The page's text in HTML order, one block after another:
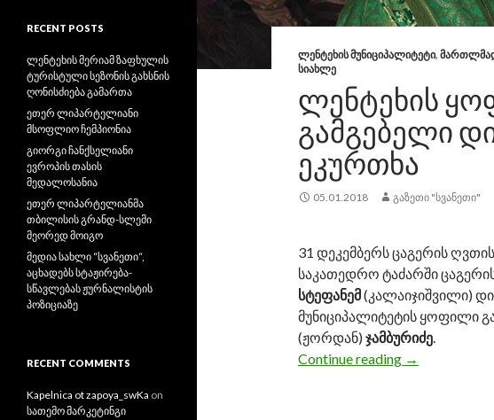
ᲚᲔᲜᲢᲔᲮᲘᲡ ᲛᲣᲜᲘᲪᲘᲞᲐᲚᲘᲢᲔᲢᲘ,
ᲡᲘᲐᲮᲚᲔ
ᲚᲔᲜᲢᲔᲮᲘᲡ
ᲒᲐᲛᲒᲔᲑᲔᲚᲘ
ᲔᲙᲣᲠᲗᲮᲐ
05.01.2018 ᲒᲐᲖᲔᲗᲘ "ᲡᲕᲐᲜᲔᲗᲘ"
31 დეკემბერს ცაგერის
საკათედრო ტაძარში
სტეფანემ(კალაიჯიშვილი)
მუნიციპალიტეტის ყოფილი
(ჟორდან) ჯამბურიძე.
Continue reading ლენტეხის
→
RECENT POSTS
ლენტეხის მერიამ ზაფხულის
ტურისტული სეზონის გახსნის
ღონისძიება გამართა
ეთერ ლიპარტელიანი
მსოფლიო ჩემპიონია
გიორგი ჩანქსელიანი
ევროპის თასის
მედალოსანია
ეთერ ლიპარტელიანმა
თბილისის გრანდ-სლემი
მეორედ მოიგო
მედია სახლი “სვანეთი“,
აცხადებს სტაჟირება-
სწავლებას ჟურნალისტის
პოზიციაზე
RECENT COMMENTS
Kapelnica ot zapoya_swKa on
სათემო მარკეტინგი